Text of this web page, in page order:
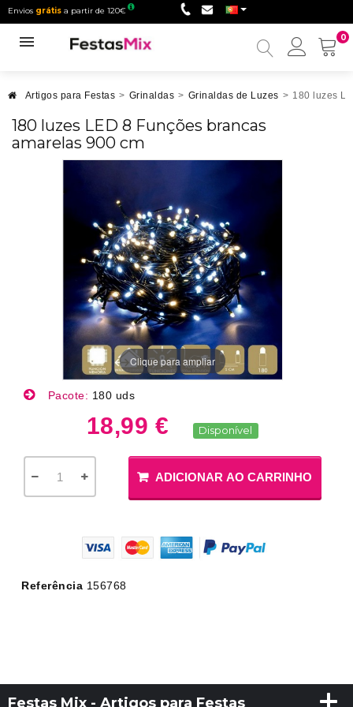
Envios grátis a partir de 120€
0
Minha
Artigos para Festas > Grinaldas > Grinaldas de Luzes > 180 luzes
180 luzes LED 8 Funções brancas
amarelas 900 cm
Clique para ampliar
Pacote: 180 uds
18,99 € Disponível
ADICIONAR AO CARRINHO
Referência 156768
Festas Mix - Artigos para Festas